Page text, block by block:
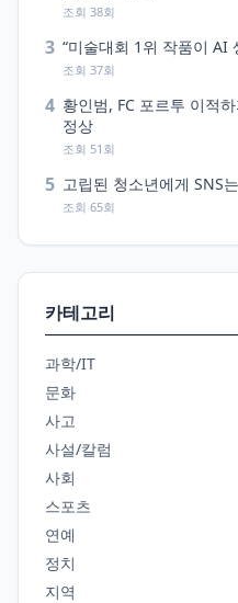
조회 38회
3 “미술대회 1위 작품이 AI
조회 37회
4 황인범, FC 포르투 이적
정상
조회 51회
5 고립된 청소년에게 SNS
조회 65회
카테고리
과학/IT
문화
사고
사설/칼럼
사회
스포츠
연예
정치
지역